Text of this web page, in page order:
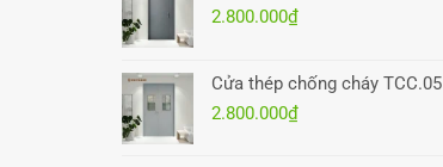
2.800.000₫
Cửa thép chống cháy TCC.05
2.800.000₫